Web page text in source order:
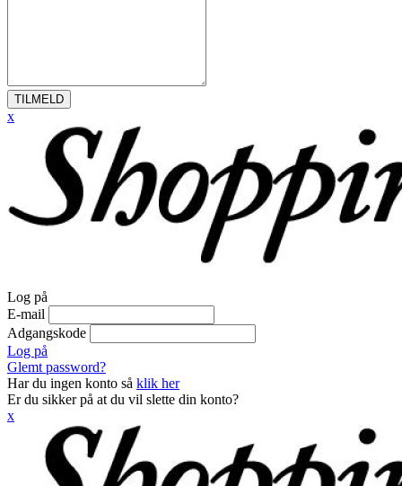
TILMELD
x
Log på
E-mail
Adgangskode
Log på
Glemt password?
Har du ingen konto så klik her
Er du sikker på at du vil slette din konto?
x